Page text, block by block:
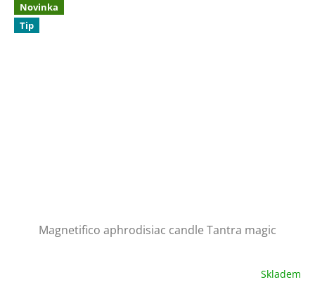
Novinka
Tip
Magnetifico aphrodisiac candle Tantra magic
Skladem